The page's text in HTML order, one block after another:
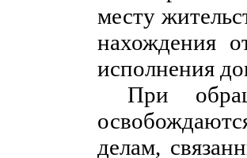
месту
нахождения
исполнения
При
делам,